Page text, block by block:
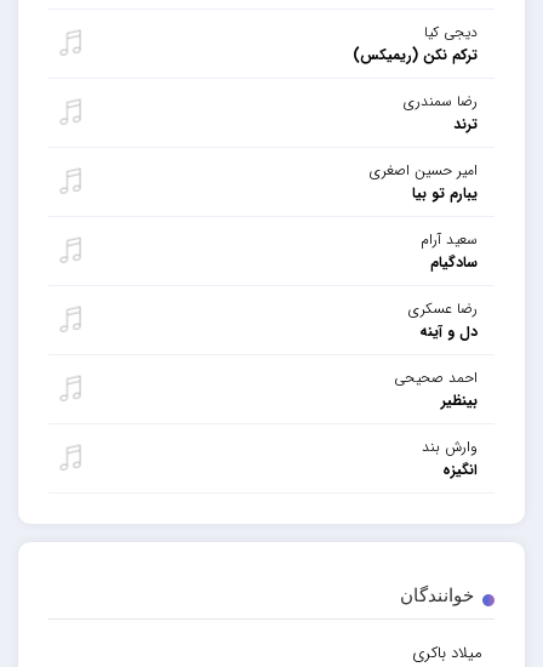
دیجی کیا
ترکم نکن (ریمیکس)
رضا سمندری
ترند
امیر حسین اصغری
یبارم تو بیا
سعید آرام
سادگیام
رضا عسکری
دل و آینه
احمد صحیحی
بینظیر
وارش بند
انگیزه
خوانندگان
میلاد باکری